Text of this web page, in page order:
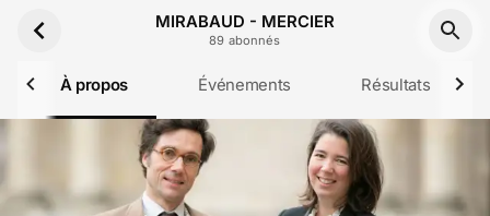
MIRABAUD - MERCIER
89 abonnés
À propos Événements Résultats